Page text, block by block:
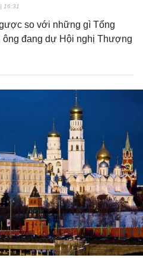
16:31
so với những gì Tổng
ông đang dự Hội nghị Thượng